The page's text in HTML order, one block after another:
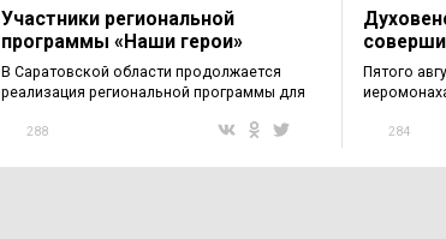
Участники региональной
программы «Наши герои»
познакомились с…
В Саратовской области продолжается
реализация региональной программы для
288
Пятого
284